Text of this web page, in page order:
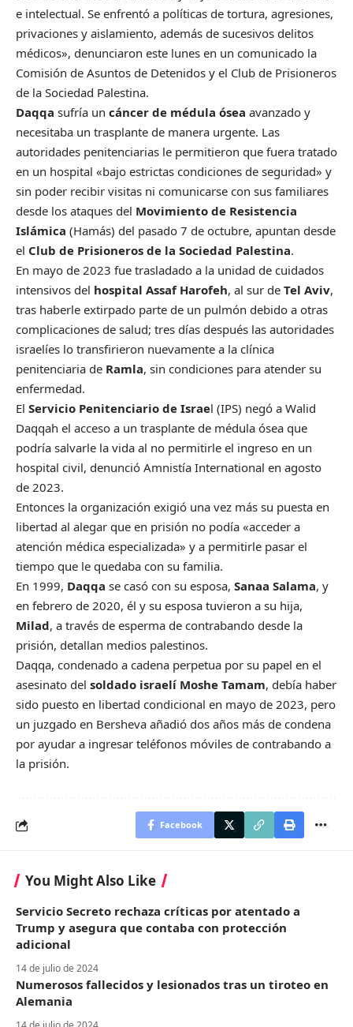
e intelectual. Se enfrentó a políticas de tortura, agresiones,
privaciones y aislamiento, además de sucesivos delitos
médicos», denunciaron este lunes en un comunicado la
Comisión de Asuntos de Detenidos y el Club de Prisioneros
de la Sociedad Palestina.
Daqqa sufría un cáncer de médula ósea avanzado y
necesitaba un trasplante de manera urgente. Las
autoridades penitenciarias le permitieron que fuera tratado
en un hospital «bajo estrictas condiciones de seguridad» y
sin poder recibir visitas ni comunicarse con sus familiares
desde los ataques del Movimiento de Resistencia
Islámica (Hamás) del pasado 7 de octubre, apuntan desde
el Club de Prisioneros de la Sociedad Palestina.
En mayo de 2023 fue trasladado a la unidad de cuidados
intensivos del hospital Assaf Harofeh, al sur de Tel Aviv,
tras haberle extirpado parte de un pulmón debido a otras
complicaciones de salud; tres días después las autoridades
israelíes lo transfirieron nuevamente a la clínica
penitenciaria de Ramla, sin condiciones para atender su
enfermedad.
El Servicio Penitenciario de Israel (IPS) negó a Walid
Daqqah el acceso a un trasplante de médula ósea que
podría salvarle la vida al no permitirle el ingreso en un
hospital civil, denunció Amnistía International en agosto
de 2023.
Entonces la organización exigió una vez más su puesta en
libertad al alegar que en prisión no podía «acceder a
atención médica especializada» y a permitirle pasar el
tiempo que le quedaba con su familia.
En 1999, Daqqa se casó con su esposa, Sanaa Salama, y
en febrero de 2020, él y su esposa tuvieron a su hija,
Milad, a través de esperma de contrabando desde la
prisión, detallan medios palestinos.
Daqqa, condenado a cadena perpetua por su papel en el
asesinato del soldado israelí Moshe Tamam, debía haber
sido puesto en libertad condicional en mayo de 2023, pero
un juzgado en Bersheva añadió dos años más de condena
por ayudar a ingresar teléfonos móviles de contrabando a
la prisión.
Facebook
You Might Also Like
Servicio Secreto rechaza críticas por atentado a
Trump y asegura que contaba con protección
adicional
14 de julio de 2024
Numerosos fallecidos y lesionados tras un tiroteo en
Alemania